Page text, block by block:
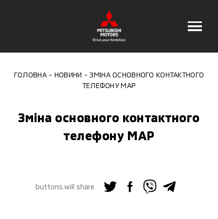
ГОЛОВНА НОВИНИ
ЗМІНА ОСНОВНОГО КОНТАКТНОГО
ТЕЛЕФОНУ MAP
Зміна основного контактного
телефону MAP
buttons.will share